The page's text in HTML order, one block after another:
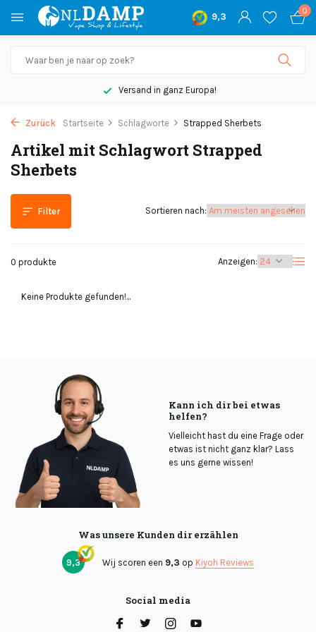
9,3
0
Versand in ganz Europa!
Zurück Startseite Schlagworte Strapped Sherbets
Artikel mit Schlagwort Strapped
Sherbets
Filter
0 produkte Anzeigen:
Sortieren nach:
Keine Produkte gefunden!...
Kann ich dir bei etwas
helfen?
Vielleicht hast du eine Frage oder
etwas ist nicht ganz klar? Lass
es uns gerne wissen!
Was unsere Kunden dir erzählen
9,3 Wij scoren een 9,3 op Kiyoh Reviews
Social media